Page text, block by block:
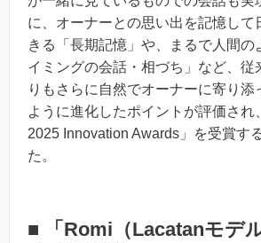
に、オーナーとの思い出を記憶して
きる「長期記憶」や、まるで人間の
イミングの会話・相づち」など、従
りもさらに自然でオーナーに寄り添
ように進化したポイントが評価され
2025 Innovation Awards」を受賞す
た。
■ 「Romi（Lacatanモデ